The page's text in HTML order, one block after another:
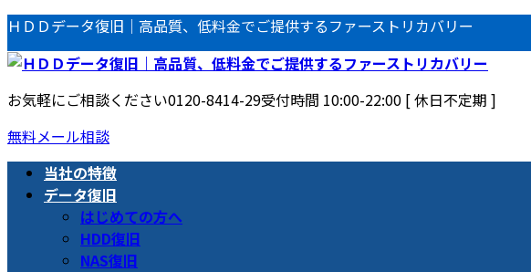
コ
ン
テ
ン
ツ
へ
ス
ナ
ビ
ゲ
ー
シ
ョ
ン
ＨＤＤデータ復旧｜高品質、低料金でご提供するファーストリカバリー
お気軽にご相談ください0120-8414-29受付時間 10:00-22:00 [ 休日不定期 ]
無料メール相談
当社の特徴
データ復旧
はじめての方へ
HDD復旧
NAS復旧